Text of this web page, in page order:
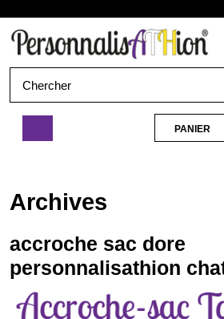
contenu
Ouvrir
le
menu
personnalisathion
PANIER
Archives
accroche sac dore
personnalisathion